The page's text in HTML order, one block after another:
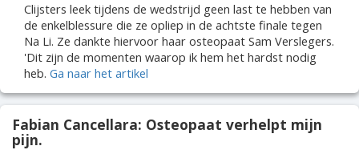
Clijsters leek tijdens de wedstrijd geen last te hebben van
de enkelblessure die ze opliep in de achtste finale tegen
Na Li. Ze dankte hiervoor haar osteopaat Sam Verslegers.
'Dit zijn de momenten waarop ik hem het hardst nodig
heb. Ga naar het artikel
Fabian Cancellara: Osteopaat verhelpt mijn
pijn.